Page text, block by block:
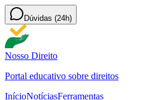
Dúvidas (24h)
Nosso Direito
Portal educativo sobre direitos
InícioNotíciasFerramentas